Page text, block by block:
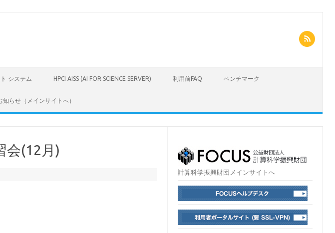
システム HPCI AISS (AI FOR SCIENCE SERVER) 利用前FAQ ベンチマーク
知らせ（メインサイトへ）
会(12月)
計算科学振興財団メインサイトへ